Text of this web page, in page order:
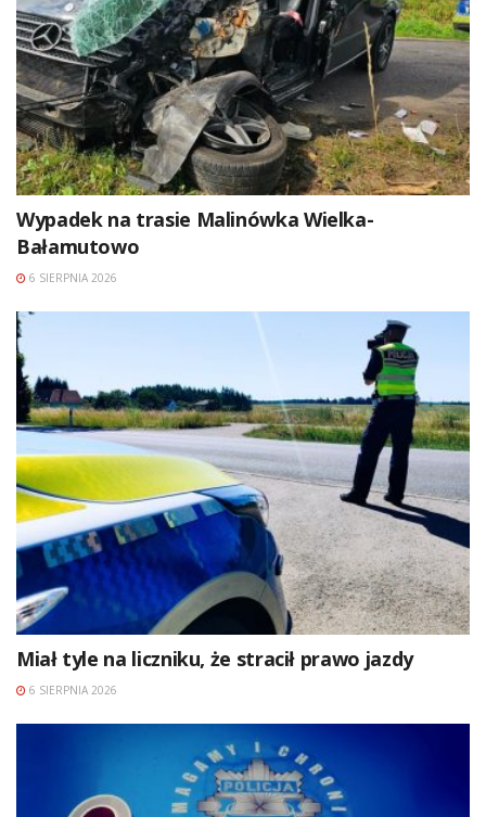
Wypadek na trasie Malinówka Wielka-
Bałamutowo
6 SIERPNIA 2026
Miał tyle na liczniku, że stracił prawo jazdy
6 SIERPNIA 2026